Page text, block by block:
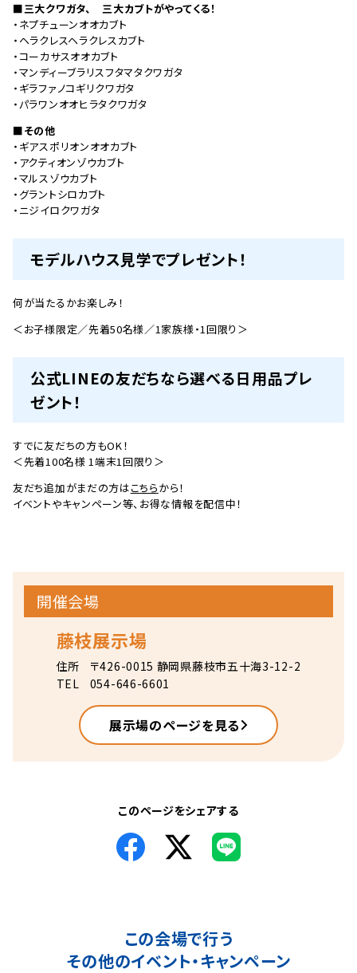
■三大クワガタ、 三大カブトがやってくる！
・ネプチューンオオカブト
・ヘラクレスヘラクレスカブト
・コーカサスオオカブト
・マンディーブラリスフタマタクワガタ
・ギラファノコギリクワガタ
・パラワンオオヒラタクワガタ
■その他
・ギアスポリオンオオカブト
・アクティオンゾウカブト
・マルスゾウカブト
・グラントシロカブト
・ニジイロクワガタ
モデルハウス見学でプレゼント！
何が当たるかお楽しみ！
＜お子様限定／先着50名様／1家族様・1回限り＞
公式LINEの友だちなら選べる日用品プレ
ゼント！
すでに友だちの方もOK！
＜先着100名様 1端末1回限り＞
友だち追加がまだの方はこちらから！
イベントやキャンペーン等、お得な情報を配信中！
開催会場
藤枝展示場
住所
〒426-0015 静岡県藤枝市五十海3-12-2
TEL
054-646-6601
展示場のページを見る
このページをシェアする
この会場で行う
その他のイベント・キャンペーン